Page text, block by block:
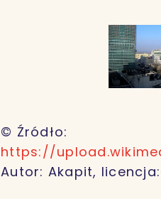
© Źródło:
https://
Autor: Akapit, licencja: